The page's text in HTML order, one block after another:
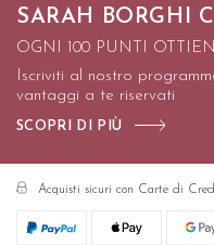
SARAH BORGHI
OGNI 100 PUNTI
Iscriviti al nostro
vantaggi a te riservati
SCOPRI DI PIÙ
Acquisti sicuri con Carte di